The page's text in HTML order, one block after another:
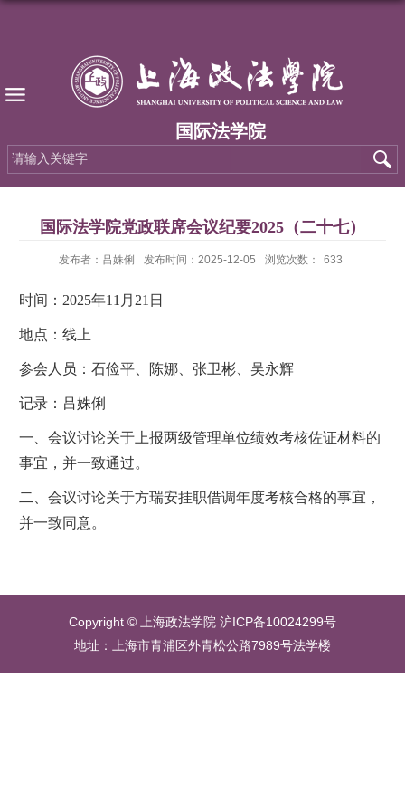
国际法学院
国际法学院党政联席会议纪要2025（二十七）
发布者：吕姝俐 发布时间：2025-12-05 浏览次数： 633
时间：2025年11月21日
地点：线上
参会人员：石俭平、陈娜、张卫彬、吴永辉
记录：吕姝俐
一、会议讨论关于上报两级管理单位绩效考核佐证材料的
事宜，并一致通过。
二、会议讨论关于方瑞安挂职借调年度考核合格的事宜，
并一致同意。
Copyright © 上海政法学院 沪ICP备10024299号
地址：上海市青浦区外青松公路7989号法学楼